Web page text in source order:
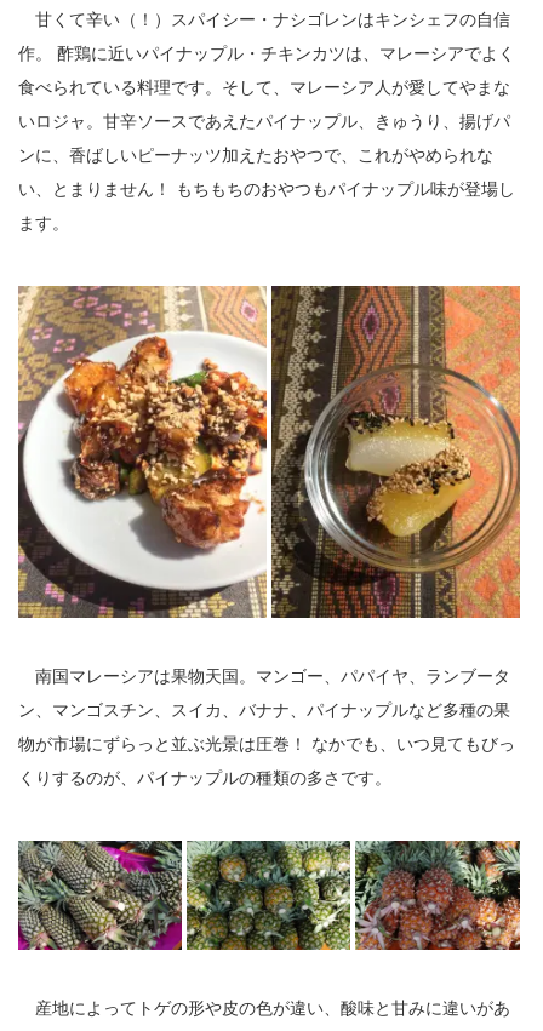
甘くて辛い（！）スパイシー・ナシゴレンはキンシェフの自信
作。 酢鶏に近いパイナップル・チキンカツは、マレーシアでよく
食べられている料理です。そして、マレーシア人が愛してやまな
いロジャ。甘辛ソースであえたパイナップル、きゅうり、揚げパ
ンに、香ばしいピーナッツ加えたおやつで、これがやめられな
い、とまりません！ もちもちのおやつもパイナップル味が登場し
ます。
南国マレーシアは果物天国。マンゴー、パパイヤ、ランブータ
ン、マンゴスチン、スイカ、バナナ、パイナップルなど多種の果
物が市場にずらっと並ぶ光景は圧巻！ なかでも、いつ見てもびっ
くりするのが、パイナップルの種類の多さです。
産地によってトゲの形や皮の色が違い、酸味と甘みに違いがあ